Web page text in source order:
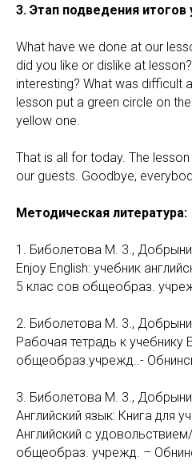
3. Этап подведения
What have we done at our
did you like or dislike at
interesting? What was difficult
lesson put a green circle on
yellow one.
That is all for today. The
our guests. Goodbye,
Методическая литература:
1. Биболетова М. 3.,
Enjoy English: учебник
5 клас сов общеобраз.
2. Биболетова М. 3.,
Рабочая тетрадь к учебнику
общеобраз.учрежд..-
3. Биболетова М. 3.,
Английский язык: Книга для
Английский с
общеобраз. учрежд. –